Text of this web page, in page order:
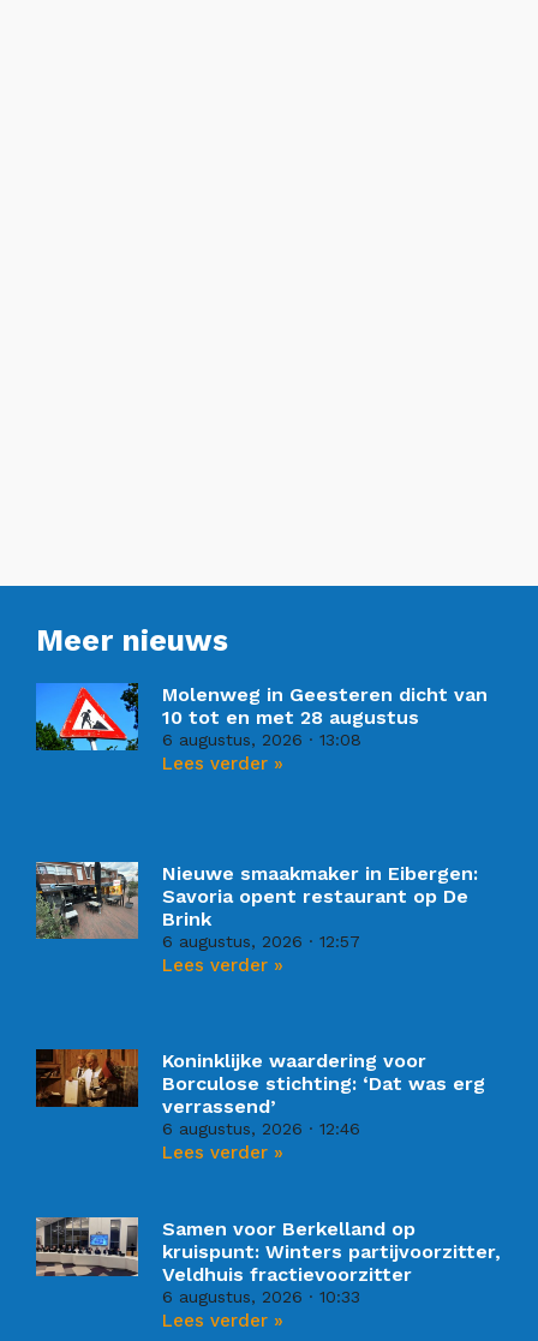
Meer nieuws
Molenweg in Geesteren dicht van
10 tot en met 28 augustus
6 augustus, 2026 13:08
Lees verder »
Nieuwe smaakmaker in Eibergen:
Savoria opent restaurant op De
Brink
6 augustus, 2026 12:57
Lees verder »
Koninklijke waardering voor
Borculose stichting: ‘Dat was erg
verrassend’
6 augustus, 2026 12:46
Lees verder »
Samen voor Berkelland op
kruispunt: Winters partijvoorzitter,
Veldhuis fractievoorzitter
6 augustus, 2026 10:33
Lees verder »